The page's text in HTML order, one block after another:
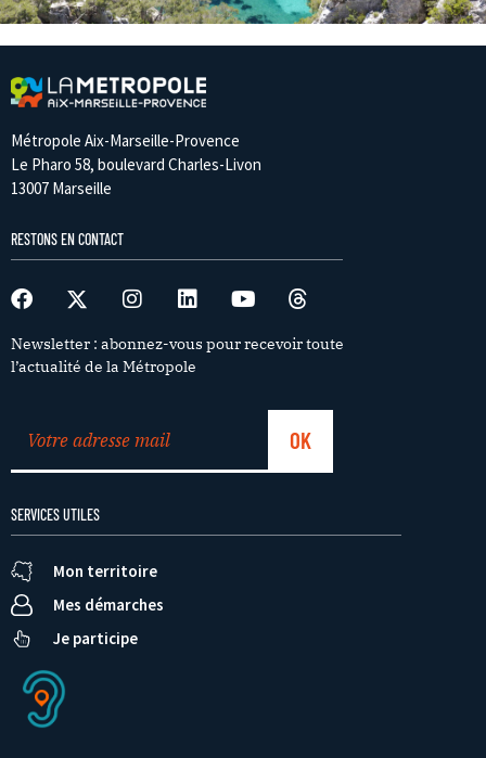
Métropole Aix-Marseille-Provence
Le Pharo 58, boulevard Charles-Livon
13007 Marseille
RESTONS EN CONTACT
Newsletter : abonnez-vous pour recevoir toute
l’actualité de la Métropole
SERVICES UTILES
Mon territoire
Mes démarches
Je participe